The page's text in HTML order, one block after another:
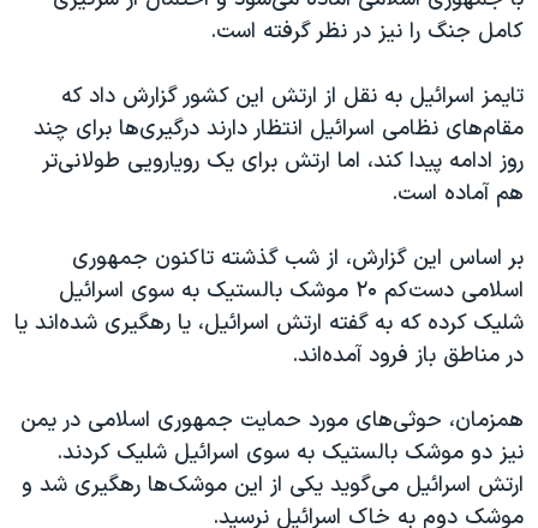
کامل جنگ را نیز در نظر گرفته است.
تایمز اسرائیل به نقل از ارتش این کشور گزارش داد که
مقام‌های نظامی اسرائیل انتظار دارند درگیری‌ها برای چند
روز ادامه پیدا کند، اما ارتش برای یک رویارویی طولانی‌تر
هم آماده است.
بر اساس این گزارش، از شب گذشته تاکنون جمهوری
اسلامی دست‌کم ۲۰ موشک بالستیک به سوی اسرائیل
شلیک کرده که به گفته ارتش اسرائیل، یا رهگیری شده‌اند یا
در مناطق باز فرود آمده‌اند.
همزمان، حوثی‌های مورد حمایت جمهوری اسلامی در یمن
نیز دو موشک بالستیک به سوی اسرائیل شلیک کردند.
ارتش اسرائیل می‌گوید یکی از این موشک‌ها رهگیری شد و
موشک دوم به خاک اسرائیل نرسید.